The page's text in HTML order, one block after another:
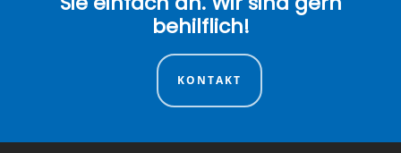
behilflich!
KONTAKT